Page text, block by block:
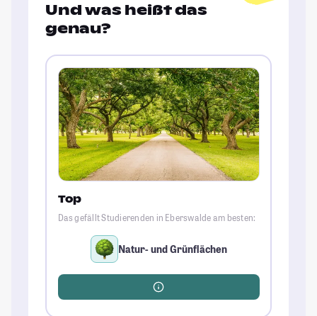
Und was heißt das
genau?
Top
Das gefällt Studierenden in Eberswalde am besten:
Natur- und Grünflächen